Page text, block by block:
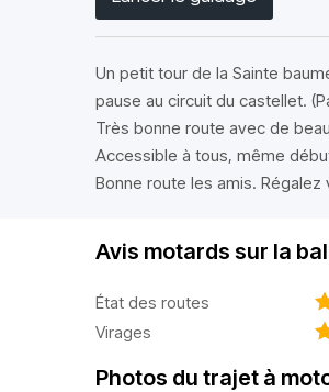
Un petit tour de la Sainte
pause au circuit du castellet.
Très bonne route avec de
Accessible à tous, même
Bonne route les amis. Régalez
Avis motards sur la
État des routes
Virages
Photos du trajet à